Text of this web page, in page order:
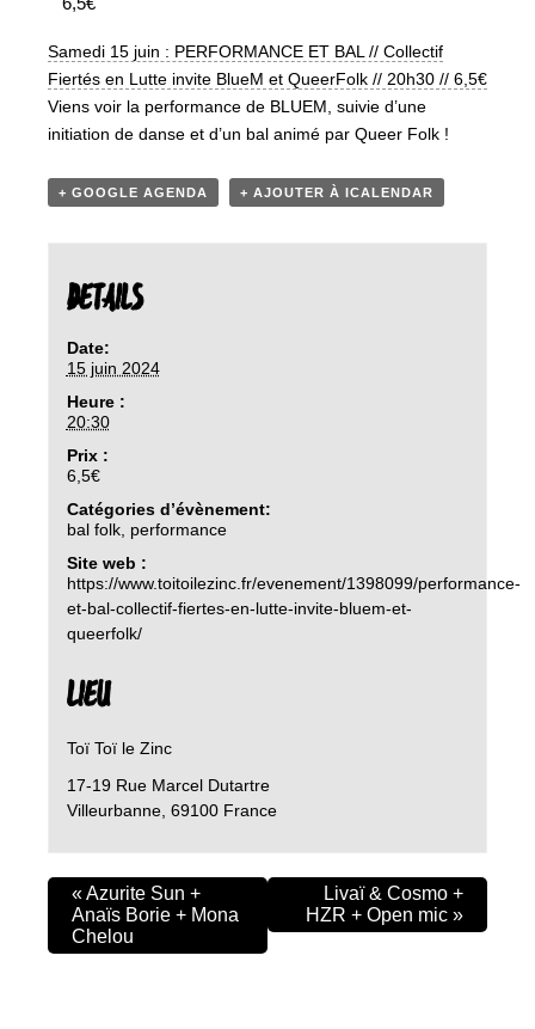
Samedi 15 juin : PERFORMANCE ET BAL // Collectif
Fiertés en Lutte invite BlueM et QueerFolk // 20h30 // 6,5€
Viens voir la performance de BLUEM, suivie d’une
initiation de danse et d’un bal animé par Queer Folk !
+ GOOGLE AGENDA + AJOUTER À ICALENDAR
DETAILS
Date:
15 juin 2024
Heure :
20:30
Prix :
6,5€
Catégories d’évènement:
bal folk, performance
Site web :
https://www.toitoilezinc.fr/evenement/1398099/performance-
et-bal-collectif-fiertes-en-lutte-invite-bluem-et-
queerfolk/
LIEU
Toï Toï le Zinc
17-19 Rue Marcel Dutartre
Villeurbanne, 69100 France
«Azurite Sun +
Anaïs Borie + Mona
Chelou
Livaï & Cosmo +
HZR + Open mic »